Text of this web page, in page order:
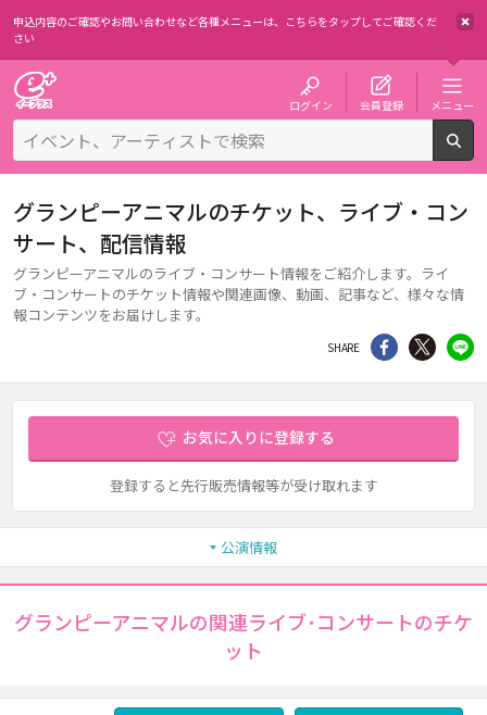
申込内容のご確認やお問い合わせなど各種メニューは、 こちらをタップしてご確認くだ
さい
ログイン 会員登録 メニュー
グランピーアニマルのチケット、ライブ・コン
サート、配信情報
グランピーアニマルのライブ・コンサート情報をご紹介します。ライ
ブ・コンサートのチケット情報や関連画像、動画、記事など、様々な情
報コンテンツをお届けします。
SHARE シェア Twitter
お気に入りに登録する
登録すると先行販売情報等が受け取れます
公演情報
グランピーアニマルの関連ライブ･コンサートのチケ
ット